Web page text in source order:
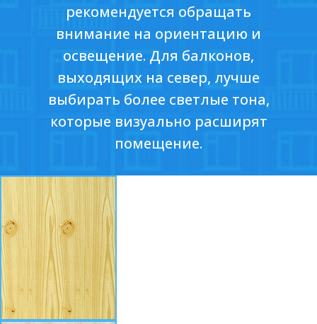
рекомендуется обращать
внимание на ориентацию и
освещение. Для балконов,
выходящих на север, лучше
выбирать более светлые тона,
которые визуально расширят
помещение.